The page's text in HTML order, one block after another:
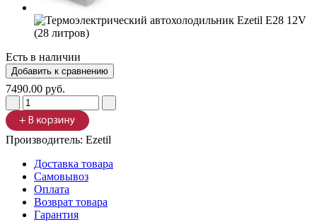
Есть в наличии
7490.00 руб.
Производитель: Ezetil
Доставка товара
Самовывоз
Оплата
Возврат товара
Гарантия